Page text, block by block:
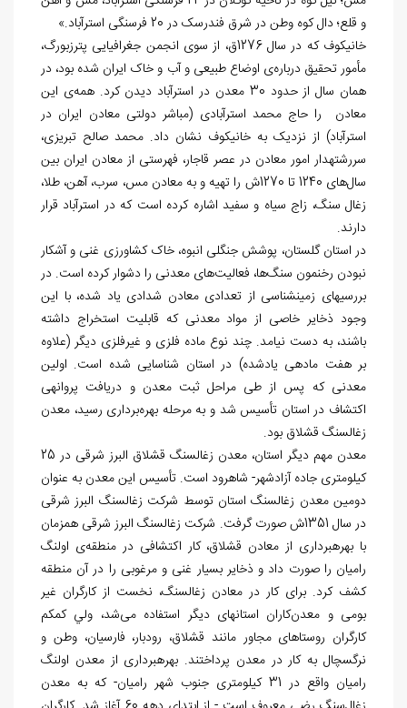
و قلع؛ دال کوه وطن در شرق فندرسک در 20 فرسنگی استرآباد.»
خانیکوف که در سال 1276ق، از سوی انجمن جغرافیایی پترزبورگ،
مأمور تحقیق درباره‌ی اوضاع طبیعی و آب و خاک ایران شده بود، در
همان سال از حدود 30 معدن در استرآباد دیدن کرد. همه‌ی این
معادن را حاج محمد استرآبادی (مباشر دولتی معادن ایران در
استرآباد) از نزدیک به خانیکوف نشان داد. محمد صالح تبریزی،
سررشته‏دار امور معادن در عصر قاجار، فهرستی از معادن ایران بین
سال‌های 1240 تا 1270ش را تهیه و به معادن مس، سرب، آهن، طلا،
زغال سنگ، زاج سیاه و سفید اشاره کرده است که در استرآباد قرار
دارند.
در استان گلستان، پوشش جنگلی انبوه، خاک کشاورزی غنی و آشکار
نبودن رخنمون سنگ‌ها، فعالیت‌های معدنی را دشوار کرده است. در
بررسی‎های زمین‏شناسی از تعدادی معادن شدادی یاد شده، با این
وجود ذخایر خاصی از مواد معدنی که قابلیت استخراج داشته
باشند، به دست نیامد. چند نوع ماده فلزی و غیرفلزی دیگر (علاوه
بر هفت ماده‏ی یادشده) در استان شناسایی شده است. اولین
معدنی که پس از طی مراحل ثبت معدن و دريافت پروانه‎ی
اکتشاف در استان تأسیس شد و به مرحله بهره‌برداری رسید، معدن
زغال‏سنگ قشلاق بود.
معدن مهم دیگر استان، معدن زغال‏سنگ قشلاق البرز شرقی در 25
کیلومتری جاده آزادشهر- شاهرود است. تأسیس این معدن به عنوان
دومین معدن زغال‏سنگ استان توسط شرکت زغال‏سنگ البرز شرقی
در سال 1351‌ش صورت گرفت. شرکت زغال‏سنگ البرز شرقی هم‎زمان
با بهره‎برداری از معادن قشلاق، کار اکتشافی در منطقه‌ی اولنگ
رامیان را صورت داد و ذخایر بسیار غنی و مرغوبی را در آن منطقه
کشف کرد. برای کار در معادن زغال‏سنگ، نخست از کارگران غیر
بومی و معدن‌کاران استان‎های دیگر استفاده می‌شد، ولي کم‎کم
کارگران روستاهای مجاور مانند قشلاق، رودبار، فارسیان، وطن و
نرگس‏چال به کار در معدن پرداختند. بهره‏برداری از معدن اولنگ
رامیان واقع در 31 کیلومتری جنوب شهر رامیان- که به معدن